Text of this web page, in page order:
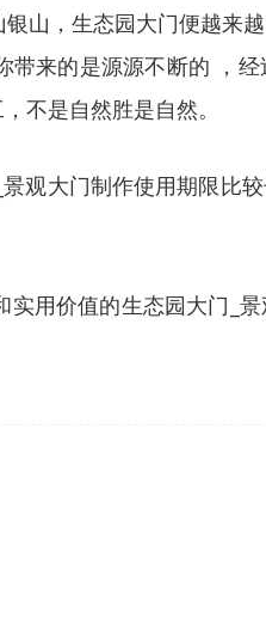
山，生态园大门便越来
来的是源源不断的 ，
不是自然胜是自然。
观大门制作使用期限比
用价值的生态园大门_